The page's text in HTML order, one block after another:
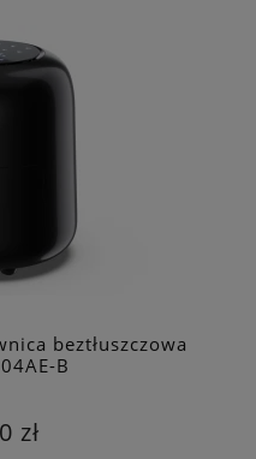
beztłuszczowa
B
zł